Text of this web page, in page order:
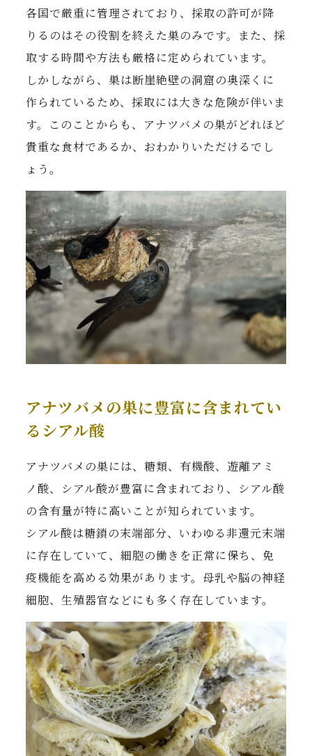
各国で厳重に管理されており、採取の許可が降
りるのはその役割を終えた巣のみです。また、採
取する時間や方法も厳格に定められています。
しかしながら、巣は断崖絶壁の洞窟の奥深くに
作られているため、採取には大きな危険が伴いま
す。このことからも、アナツバメの巣がどれほど
貴重な食材であるか、おわかりいただけるでし
ょう。
アナツバメの巣に豊富に含まれてい
るシアル酸
アナツバメの巣には、糖類、有機酸、遊離アミ
ノ酸、シアル酸が豊富に含まれており、シアル酸
の含有量が特に高いことが知られています。
シアル酸は糖鎖の末端部分、いわゆる非還元末端
に存在していて、細胞の働きを正常に保ち、免
疫機能を高める効果があります。母乳や脳の神経
細胞、生殖器官などにも多く存在しています。